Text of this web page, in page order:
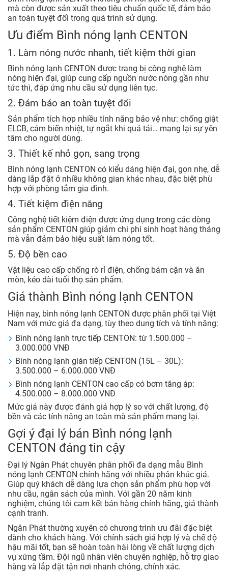
mà còn được sản xuất theo tiêu chuẩn quốc tế, đảm bảo
an toàn tuyệt đối trong quá trình sử dụng.
Ưu điểm Bình nóng lạnh CENTON
1. Làm nóng nước nhanh, tiết kiệm thời gian
Bình nóng lạnh CENTON được trang bị công nghệ làm
nóng hiện đại, giúp cung cấp nguồn nước nóng gần như
tức thì, đáp ứng nhu cầu sử dụng liên tục.
2. Đảm bảo an toàn tuyệt đối
Sản phẩm tích hợp nhiều tính năng bảo vệ như: chống giật
ELCB, cảm biến nhiệt, tự ngắt khi quá tải… mang lại sự yên
tâm cho người dùng.
3. Thiết kế nhỏ gọn, sang trọng
Bình nóng lạnh CENTON có kiểu dáng hiện đại, gọn nhẹ, dễ
dàng lắp đặt ở nhiều không gian khác nhau, đặc biệt phù
hợp với phòng tắm gia đình.
4. Tiết kiệm điện năng
Công nghệ tiết kiệm điện được ứng dụng trong các dòng
sản phẩm CENTON giúp giảm chi phí sinh hoạt hàng tháng
mà vẫn đảm bảo hiệu suất làm nóng tốt.
5. Độ bền cao
Vật liệu cao cấp chống rò rỉ điện, chống bám cặn và ăn
mòn, kéo dài tuổi thọ sản phẩm.
Giá thành Bình nóng lạnh CENTON
Hiện nay, bình nóng lạnh CENTON được phân phối tại Việt
Nam với mức giá đa dạng, tùy theo dung tích và tính năng:
Bình nóng lạnh trực tiếp CENTON: từ 1.500.000 –
3.000.000 VNĐ
Bình nóng lạnh gián tiếp CENTON (15L – 30L):
3.500.000 – 6.000.000 VNĐ
Bình nóng lạnh CENTON cao cấp có bơm tăng áp:
4.500.000 – 8.000.000 VNĐ
Mức giá này được đánh giá hợp lý so với chất lượng, độ
bền và các tính năng an toàn mà sản phẩm mang lại.
Gợi ý đại lý bán Bình nóng lạnh
CENTON đáng tin cậy
Đại lý Ngân Phát chuyên phân phối đa dạng mẫu Bình
nóng lạnh CENTON chính hãng với nhiều phân khúc giá.
Giúp quý khách dễ dàng lựa chọn sản phẩm phù hợp với
nhu cầu, ngân sách của mình. Với gần 20 năm kinh
nghiệm, chúng tôi cam kết bán hàng chính hãng, giá thành
cạnh tranh.
Ngân Phát thường xuyên có chương trình ưu đãi đặc biệt
dành cho khách hàng. Với chính sách giá hợp lý và chế độ
hậu mãi tốt, bạn sẽ hoàn toàn hài lòng về chất lượng dịch
vụ xứng tầm. Đội ngũ nhân viên chuyên nghiệp, hỗ trợ giao
hàng và lắp đặt tận nơi nhanh chóng, chính xác.